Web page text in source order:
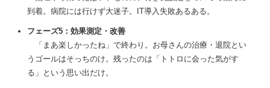
到着。病院には行けず大迷子。IT導入失敗あるある。
フェーズ5：効果測定・改善
「まあ楽しかったね」で終わり。お母さんの治療・退院とい
うゴールはそっちのけ。残ったのは「トトロに会った気がす
る」という思い出だけ。